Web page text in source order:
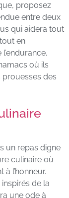
proposez
entre deux
qui aidera tout
en
où ils
des
un repas digne
culinaire où
l’honneur.
de la
une ode à